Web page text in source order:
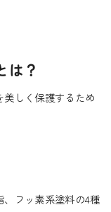
は？
しく保護するため
フッ素系塗料の4種